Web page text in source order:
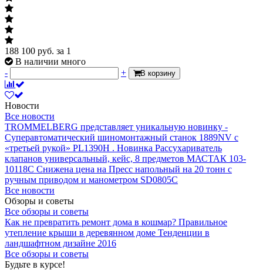
188 100 руб. за 1
В наличии много
-
+ В корзину
Новости
Все новости
TROMMELBERG представляет уникальную новинку -
Суперавтоматический шиномонтажный станок 1889NV с
«третьей рукой» PL1390H . Новинка Рассухариватель
клапанов универсальный, кейс, 8 предметов МАСТАК 103-
10118C Снижена цена на Пресс напольный на 20 тонн с
ручным приводом и манометром SD0805C
Все новости
Обзоры и советы
Все обзоры и советы
Как не превратить ремонт дома в кошмар? Правильное
утепление крыши в деревянном доме Тенденции в
ландшафтном дизайне 2016
Все обзоры и советы
Будьте в курсе!